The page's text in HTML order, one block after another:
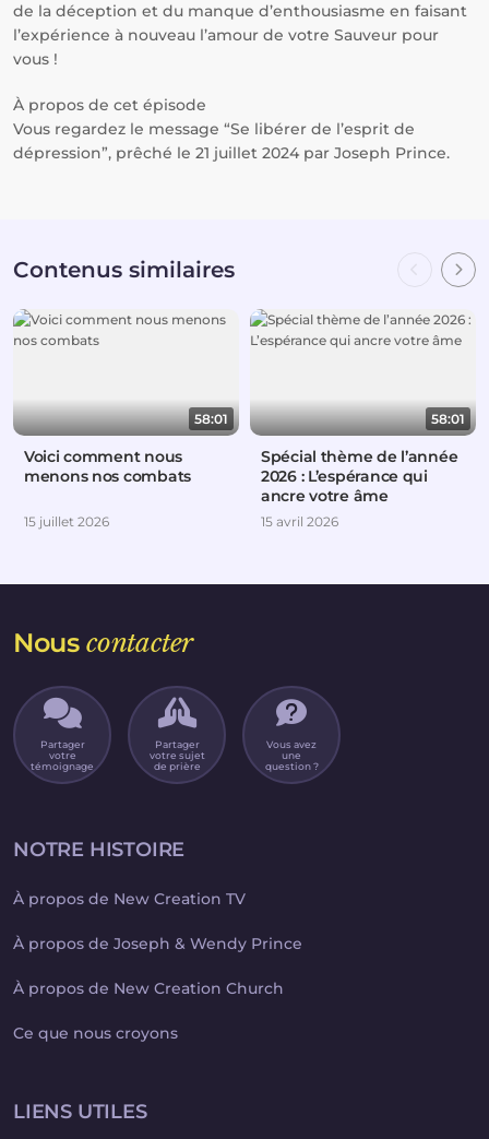
de la déception et du manque d’enthousiasme en faisant
l’expérience à nouveau l’amour de votre Sauveur pour
vous !
À propos de cet épisode
Vous regardez le message “Se libérer de l’esprit de
dépression”, prêché le 21 juillet 2024 par Joseph Prince.
Contenus similaires
58:01
Voici comment nous
menons nos combats
15 juillet 2026
58:01
Spécial thème de l’année
2026 : L’espérance qui
ancre votre âme
15 avril 2026
Nouscontacter
Partager
votre
témoignage
Partager
votre sujet
de prière
Vous avez
une
question ?
NOTRE HISTOIRE
À propos de New Creation TV
À propos de Joseph & Wendy Prince
À propos de New Creation Church
Ce que nous croyons
LIENS UTILES